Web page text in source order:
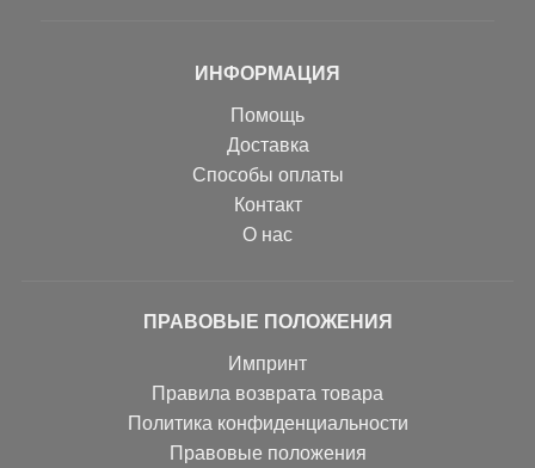
ИНФОРМАЦИЯ
Помощь
Доставка
Способы оплаты
Контакт
О нас
ПРАВОВЫЕ ПОЛОЖЕНИЯ
Импринт
Правила возврата товара
Политика конфиденциальности
Правовые положения